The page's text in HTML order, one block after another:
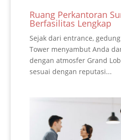
Ruang Perkantoran
Berfasilitas Lengkap
Sejak dari entrance,
Tower menyambut Anda
dengan atmosfer Grand
sesuai dengan reputasi...